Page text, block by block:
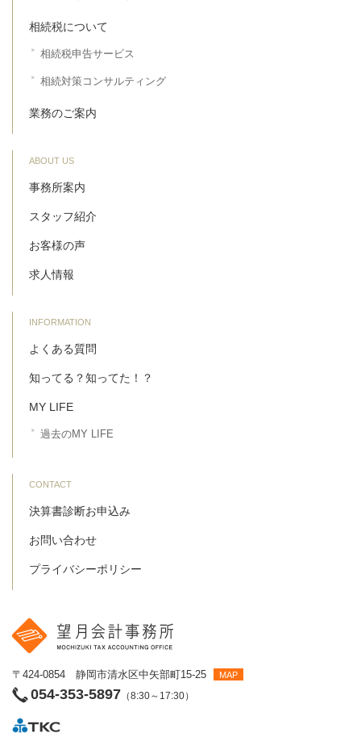
相続税について
相続税申告サービス
相続対策コンサルティング
業務のご案内
ABOUT US
事務所案内
スタッフ紹介
お客様の声
求人情報
INFORMATION
よくある質問
知ってる？知ってた！？
MY LIFE
過去のMY LIFE
CONTACT
決算書診断お申込み
お問い合わせ
プライバシーポリシー
〒424-0854 静岡市清水区中矢部町15-25 MAP
054-353-5897 （8:30～17:30）